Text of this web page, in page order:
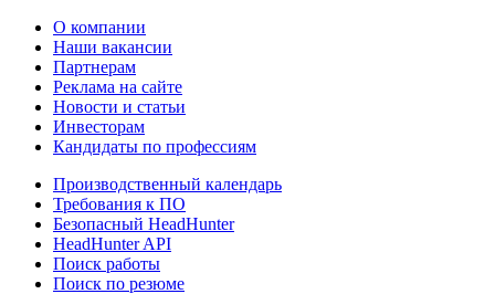
О компании
Наши вакансии
Партнерам
Реклама на сайте
Новости и статьи
Инвесторам
Кандидаты по профессиям
Производственный календарь
Требования к ПО
Безопасный HeadHunter
HeadHunter API
Поиск работы
Поиск по резюме